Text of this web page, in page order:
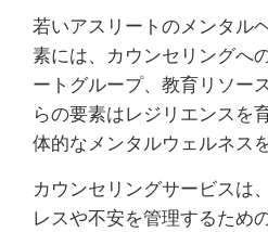
若いアスリートのメンタル
素には、カウンセリングへ
ートグループ、教育リソー
らの要素はレジリエンスを
体的なメンタルウェルネス
カウンセリングサービスは
レスや不安を管理するため